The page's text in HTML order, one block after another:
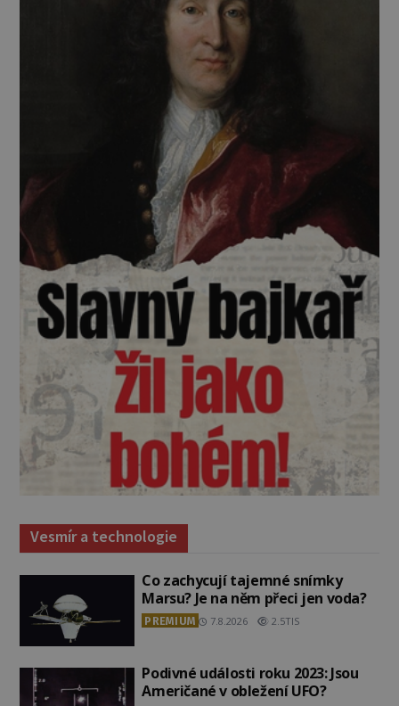
Vesmír a technologie
Co zachycují tajemné snímky
Marsu? Je na něm přeci jen voda?
PREMIUM 7.8.2026 2.5TIS
Podivné události roku 2023: Jsou
Američané v obležení UFO?